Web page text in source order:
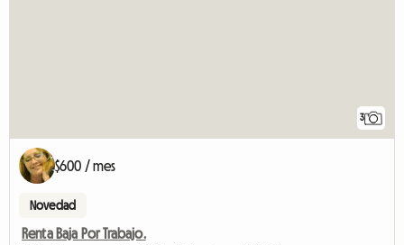
3
$600 / mes
Novedad
Renta Baja Por Trabajo.